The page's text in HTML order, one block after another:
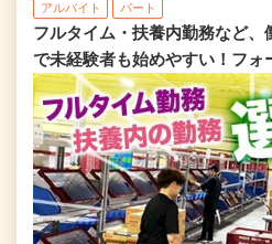
アルバイト パート
フルタイム・扶養内勤務など、
で未経験者も始めやすい！フォ